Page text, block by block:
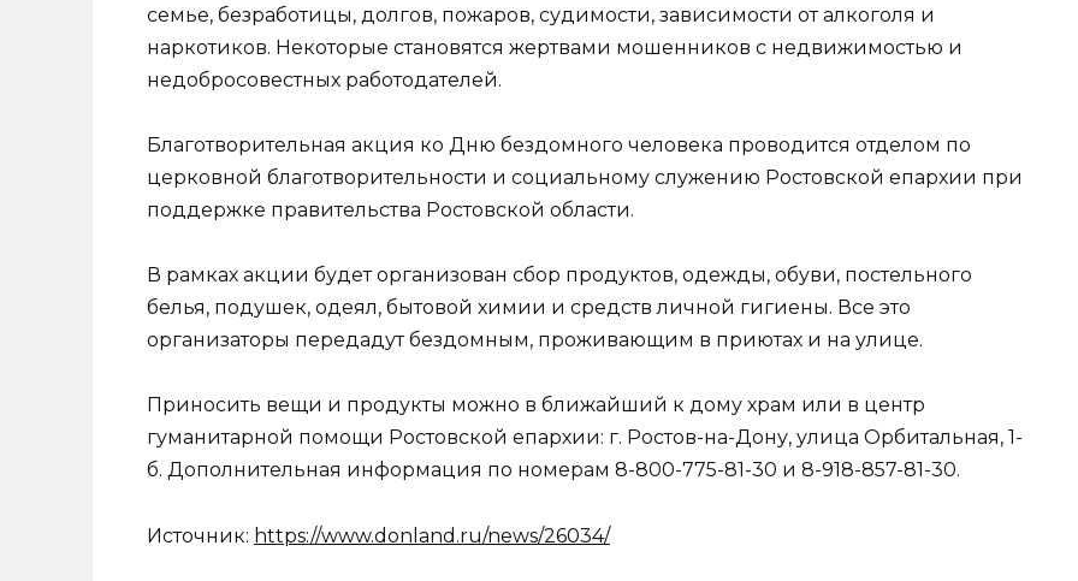
семье, безработицы, долгов, пожаров, судимости, зависимости от алкоголя и
наркотиков. Некоторые становятся жертвами мошенников с недвижимостью и
недобросовестных работодателей.
Благотворительная акция ко Дню бездомного человека проводится отделом по
церковной благотворительности и социальному служению Ростовской епархии при
поддержке правительства Ростовской области.
В рамках акции будет организован сбор продуктов, одежды, обуви, постельного
белья, подушек, одеял, бытовой химии и средств личной гигиены. Все это
организаторы передадут бездомным, проживающим в приютах и на улице.
Приносить вещи и продукты можно в ближайший к дому храм или в центр
гуманитарной помощи Ростовской епархии: г. Ростов-на-Дону, улица Орбитальная, 1-
б. Дополнительная информация по номерам 8-800-775-81-30 и 8-918-857-81-30.
Источник: https://www.donland.ru/news/26034/